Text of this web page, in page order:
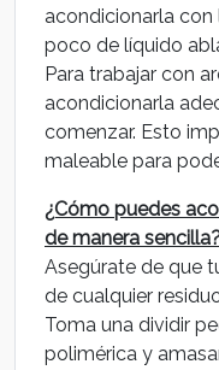
acondicionarla
poco de líquido
Para trabajar con
acondicionarla
comenzar. Esto
maleable para
¿Cómo puedes
de manera
Asegúrate de que
de cualquier
Toma una dividir
polimérica y